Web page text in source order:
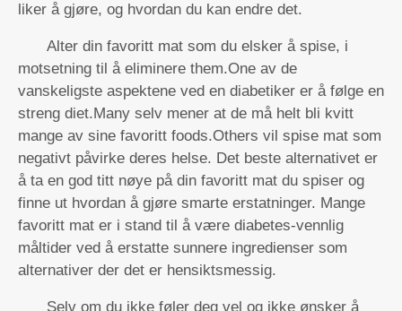
liker å gjøre, og hvordan du kan endre det.
Alter din favoritt mat som du elsker å spise, i
motsetning til å eliminere them.One av de
vanskeligste aspektene ved en diabetiker er å følge en
streng diet.Many selv mener at de må helt bli kvitt
mange av sine favoritt foods.Others vil spise mat som
negativt påvirke deres helse. Det beste alternativet er
å ta en god titt nøye på din favoritt mat du spiser og
finne ut hvordan å gjøre smarte erstatninger. Mange
favoritt mat er i stand til å være diabetes-vennlig
måltider ved å erstatte sunnere ingredienser som
alternativer der det er hensiktsmessig.
Selv om du ikke føler deg vel og ikke ønsker å